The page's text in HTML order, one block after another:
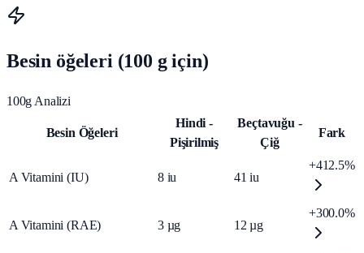
Besin öğeleri (100 g için)
100g Analizi
Besin Öğeleri
Hindi -
Pişirilmiş
Beçtavuğu -
Çiğ
Fark
A Vitamini (IU) 8 iu 41 iu
+412.5%
A Vitamini (RAE) 3 µg 12 µg
+300.0%